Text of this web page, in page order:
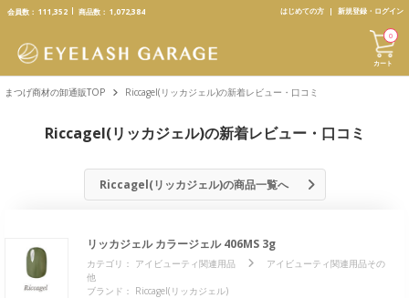
text.skipToContent
text.skipToNavigation
会員数： 111,352 商品数： 1,072,384 はじめての方 新規登録・ログイン
カート
0
まつげ商材の卸通販TOP Riccagel(リッカジェル)の新着レビュー・口コミ
Riccagel(リッカジェル)の新着レビュー・口コミ
Riccagel(リッカジェル)の商品一覧へ
リッカジェル カラージェル 406MS 3g
カテゴリ： アイビューティ関連用品
アイビューティ関連用品その
他
ブランド： Riccagel(リッカジェル)